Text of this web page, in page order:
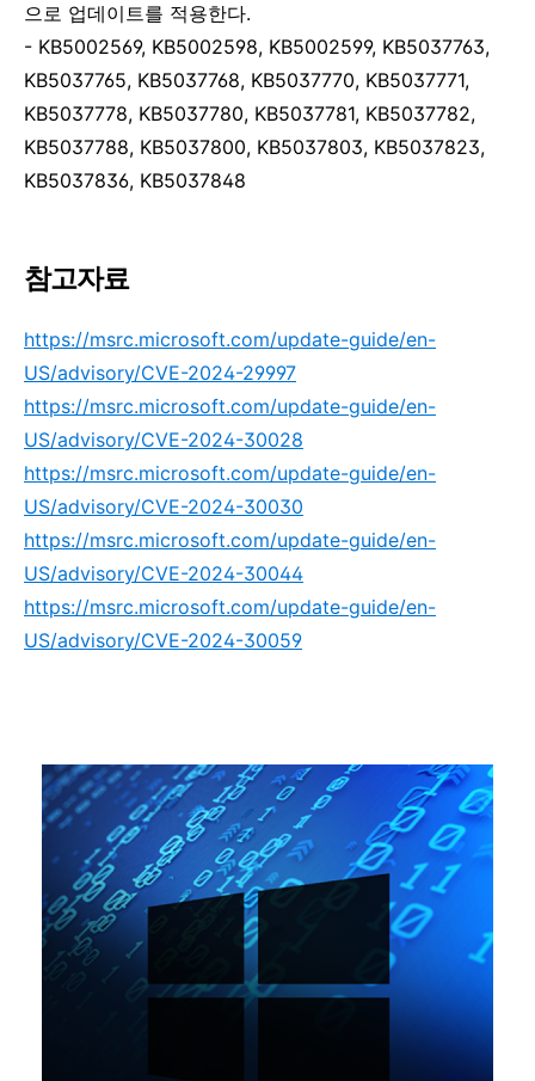
으로 업데이트를 적용한다.
- KB5002569, KB5002598, KB5002599, KB5037763,
KB5037765, KB5037768, KB5037770, KB5037771,
KB5037778, KB5037780, KB5037781, KB5037782,
KB5037788, KB5037800, KB5037803, KB5037823,
KB5037836, KB5037848
참고자료
https://msrc.microsoft.com/update-guide/en-
US/advisory/CVE-2024-29997
https://msrc.microsoft.com/update-guide/en-
US/advisory/CVE-2024-30028
https://msrc.microsoft.com/update-guide/en-
US/advisory/CVE-2024-30030
https://msrc.microsoft.com/update-guide/en-
US/advisory/CVE-2024-30044
https://msrc.microsoft.com/update-guide/en-
US/advisory/CVE-2024-30059